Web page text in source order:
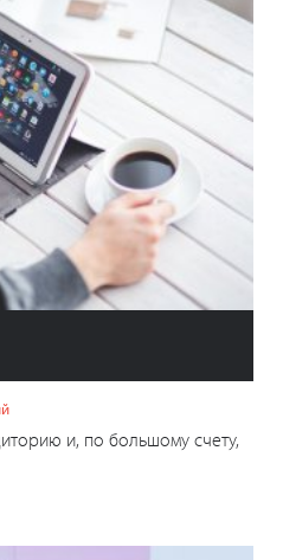
и, по большому счету,